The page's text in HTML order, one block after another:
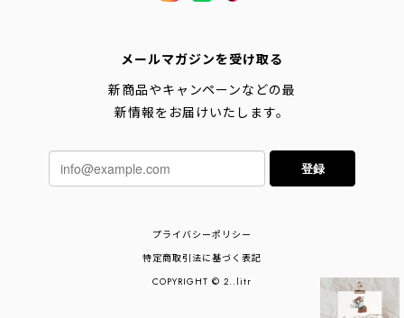
メールマガジンを受け取る
新商品やキャンペーンなどの最
新情報をお届けいたします。
登録
プライバシーポリシー
特定商取引法に基づく表記
COPYRIGHT © 2..litr